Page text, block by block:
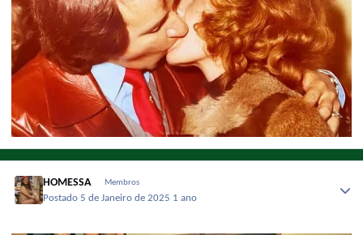
HOMESSA Membros
Postado 5 de Janeiro de 2025 1 ano